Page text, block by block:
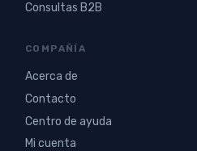
Consultas B2B
COMPAÑÍA
Acerca de
Contacto
Centro de ayuda
Mi cuenta